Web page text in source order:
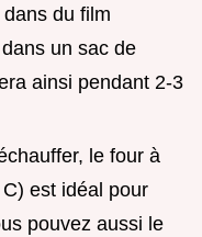
du film
un sac de
ainsi pendant 2-3
le four à
C) est idéal pour
pouvez aussi le